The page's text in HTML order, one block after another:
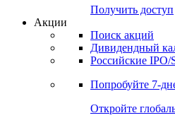
Получить доступ
Акции
Поиск акций
Дивидендный
Российские IPO/
Попробуйте 7-
Откройте